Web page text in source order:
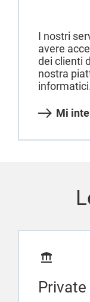
I nostri
avere
dei clienti
nostra
Mi
Private